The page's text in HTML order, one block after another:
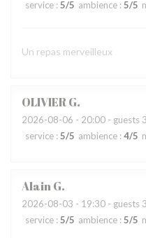
service : 5/5 ambience : 5/5
Un repas merveilleux
OLIVIERG
2026-08-06 - 20:00 - guests 3
service : 5/5 ambience : 4/5
AlainG
2026-08-03 - 19:30 - guests 3
service : 5/5 ambience : 5/5